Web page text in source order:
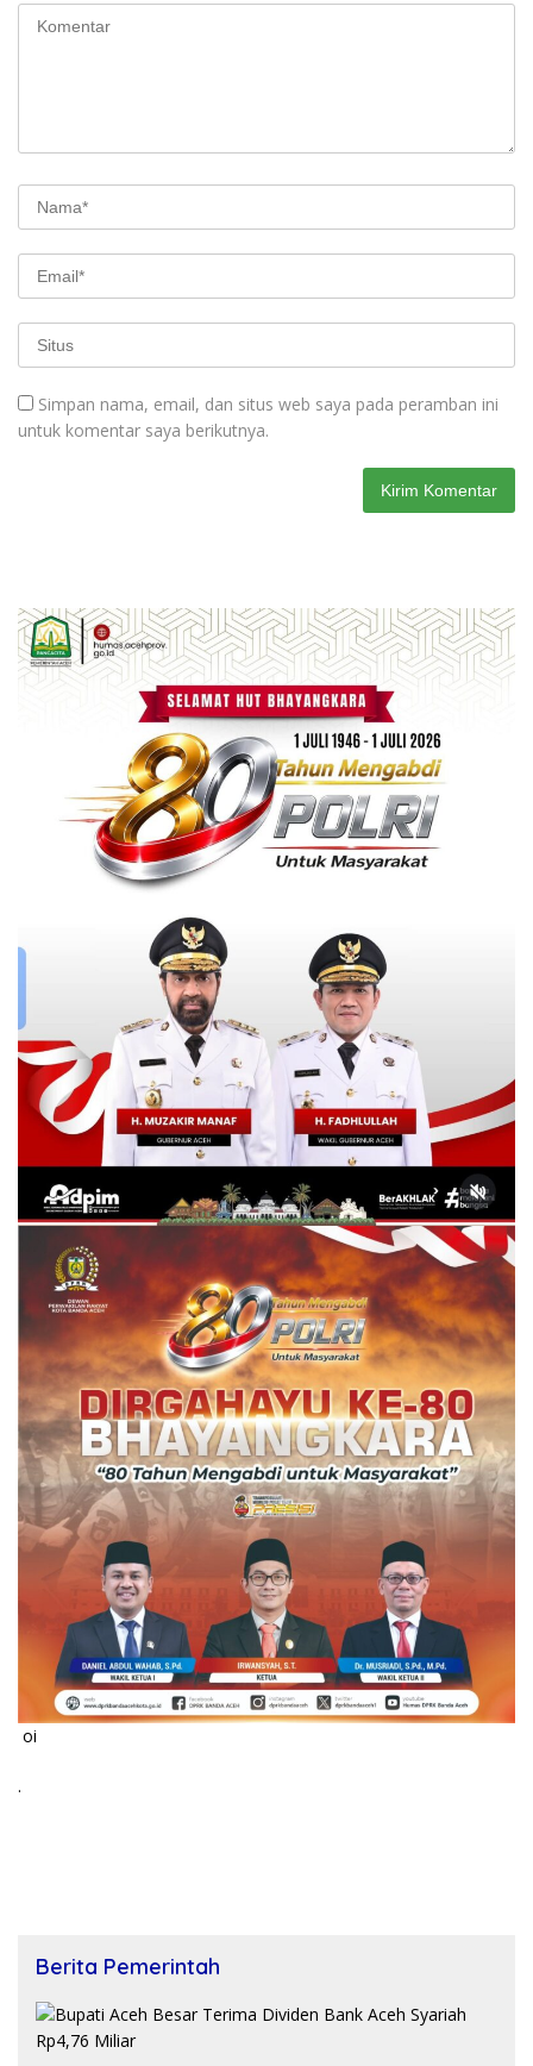
Simpan nama, email, dan situs web saya pada peramban ini
untuk komentar saya berikutnya.
oi
.
Berita Pemerintah